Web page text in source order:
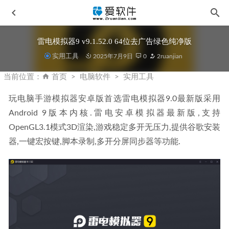
雷电模拟器9 v9.1.52.0 64位去广告绿色纯净版
实用工具 2025年7月9日 0 2ruanjian
当前位置： 首页 电脑软件 实用工具
玩电脑手游模拟器安卓版首选雷电模拟器9.0最新版采用
Android 9版本内核.雷电安卓模拟器最新版,支持
OpenGL3.1模式3D渲染,游戏稳定多开无压力,提供谷歌安装
器,一键宏按键,脚本录制,多开分屏同步器等功能.
IDM UEStudio v25.0.0.32 中文激活版-十六进制文字编译器
2025-07-08
2026-02-11
Topaz Photo AI v4.0.1 免安装中文便携版